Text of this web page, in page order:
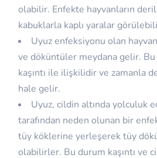
olabilir. Enfekte hayvanların
kabuklarla kaplı yaralar
Uyuz enfeksiyonu olan
ve döküntüler meydana gelir. Bu
kaşıntı ile ilişkilidir ve zamanla
hale gelir.
Uyuz, cildin altında yolculuk
tarafından neden olunan bir
tüy köklerine yerleşerek tüy
olabilirler. Bu durum kaşıntı ve